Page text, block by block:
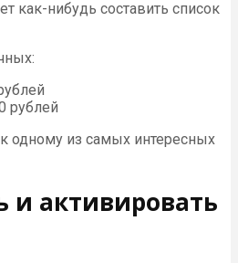
как-нибудь составить список
рублей
одному из самых интересных
и активировать